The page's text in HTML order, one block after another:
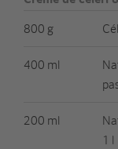
800 g
400 ml
200 ml
1 l